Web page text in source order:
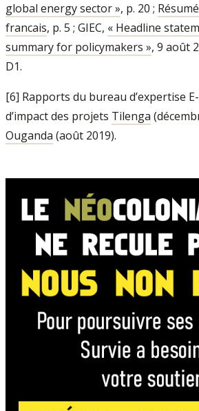
global energy sector », p. 20 ;
francais, p. 5 ; GIEC, « Headline
summary for policymakers », 9 août
D1.
[6] Rapports du bureau d’expertise
d’impact des projets Tilenga
Ouganda (août 2019).